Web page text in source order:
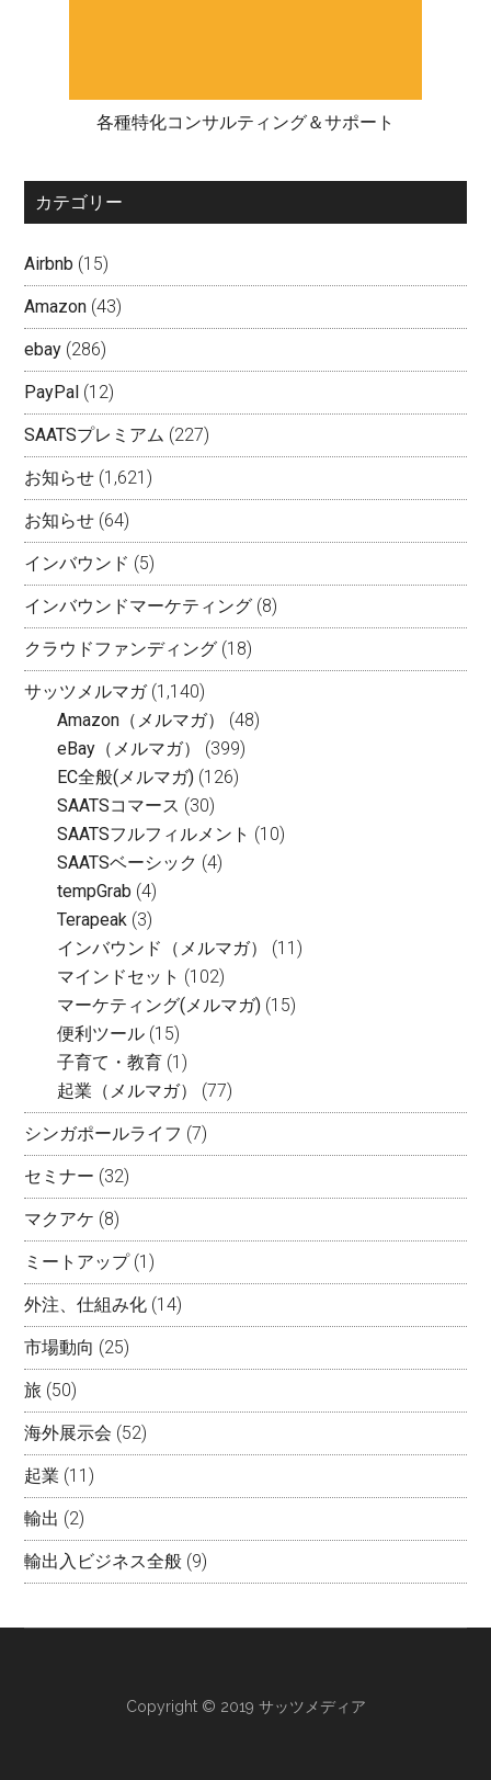
各種特化コンサルティング＆サポート
カテゴリー
Airbnb (15)
Amazon (43)
ebay (286)
PayPal (12)
SAATSプレミアム (227)
お知らせ (1,621)
お知らせ (64)
インバウンド (5)
インバウンドマーケティング (8)
クラウドファンディング (18)
サッツメルマガ(1,140)
Amazon（メルマガ）
(48)
eBay（メルマガ）
(399)
EC全般(メルマガ) (126)
SAATSコマース (30)
SAATSフルフィルメント (10)
SAATSベーシック (4)
tempGrab (4)
Terapeak (3)
インバウンド（メルマガ）
(11)
マインドセット (102)
マーケティング(メルマガ) (15)
便利ツール (15)
子育て・教育 (1)
起業（メルマガ）
(77)
シンガポールライフ (7)
セミナー (32)
マクアケ (8)
ミートアップ(1)
外注、仕組み化 (14)
市場動向 (25)
旅 (50)
海外展示会 (52)
起業 (11)
輸出 (2)
輸出入ビジネス全般 (9)
Copyright © 2019 サッツメディア